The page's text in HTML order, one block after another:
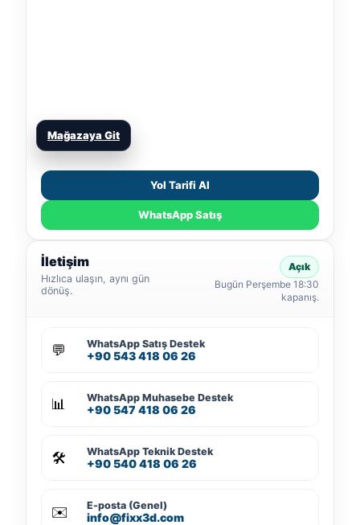
Mağazaya Git
Yol Tarifi Al
WhatsApp Satış
İletişim
Hızlıca ulaşın, aynı gün
dönüş.
Açık
Bugün Perşembe 18:30
kapanış.
💬 WhatsApp Satış Destek
+90 543 418 06 26
📊 WhatsApp Muhasebe Destek
+90 547 418 06 26
🛠️ WhatsApp Teknik Destek
+90 540 418 06 26
✉️ E-posta (Genel)
info@fixx3d.com